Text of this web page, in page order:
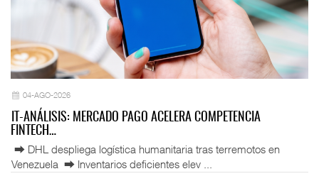
04-AGO-2026
IT-ANÁLISIS: MERCADO PAGO ACELERA COMPETENCIA
FINTECH…
⮕ DHL despliega logística humanitaria tras terremotos en
Venezuela ⮕ Inventarios deficientes elev ...